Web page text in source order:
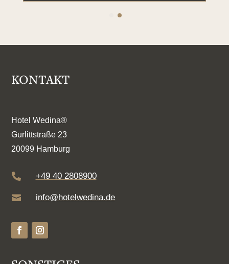
KONTAKT
Hotel Wedina®
Gurlittstraße 23
20099 Hamburg
 +49 40 2808900
 info@hotelwedina.de